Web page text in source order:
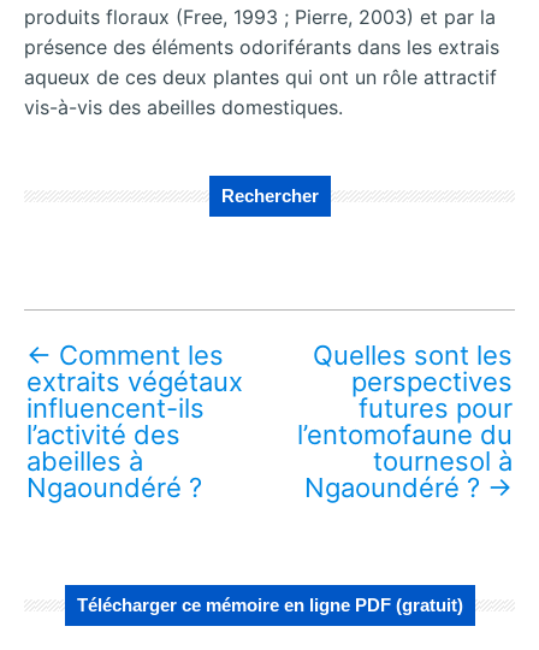
produits floraux (Free, 1993 ; Pierre, 2003) et par la
présence des éléments odoriférants dans les extrais
aqueux de ces deux plantes qui ont un rôle attractif
vis-à-vis des abeilles domestiques.
Rechercher
← Comment les
extraits végétaux
influencent-ils
l’activité des
abeilles à
Ngaoundéré ?
Quelles sont les
perspectives
futures pour
l’entomofaune du
tournesol à
Ngaoundéré ? →
Télécharger ce mémoire en ligne PDF (gratuit)